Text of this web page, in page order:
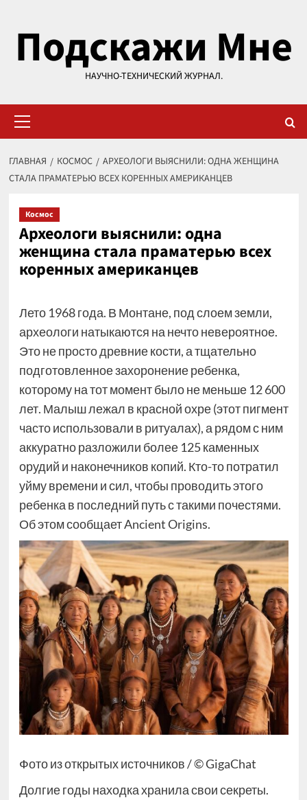
содержимому
Подскажи Мне
НАУЧНО-ТЕХНИЧЕСКИЙ ЖУРНАЛ.
меню
ГЛАВНАЯ КОСМОС
АРХЕОЛОГИ ВЫЯСНИЛИ: ОДНА ЖЕНЩИНА
СТАЛА ПРАМАТЕРЬЮ ВСЕХ КОРЕННЫХ АМЕРИКАНЦЕВ
Космос
Археологи выяснили: одна
женщина стала праматерью всех
коренных американцев
Лето 1968 года. В Монтане, под слоем земли,
археологи натыкаются на нечто невероятное.
Это не просто древние кости, а тщательно
подготовленное захоронение ребенка,
которому на тот момент было не меньше 12 600
лет. Малыш лежал в красной охре (этот пигмент
часто использовали в ритуалах), а рядом с ним
аккуратно разложили более 125 каменных
орудий и наконечников копий. Кто-то потратил
уйму времени и сил, чтобы проводить этого
ребенка в последний путь с такими почестями.
Об этом сообщает Ancient Origins.
Фото из открытых источников / © GigaChat
Долгие годы находка хранила свои секреты.